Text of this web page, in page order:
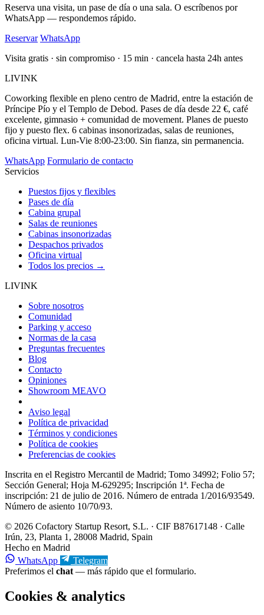
Reserva una visita, un pase de día o una sala. O escríbenos por
WhatsApp — respondemos rápido.
Reservar WhatsApp
Visita gratis · sin compromiso · 15 min · cancela hasta 24h antes
LIVINK
Coworking flexible en pleno centro de Madrid, entre la estación de
Príncipe Pío y el Templo de Debod. Pases de día desde 22 €, café
excelente, gimnasio + comunidad de movement. Planes de puesto
fijo y puesto flex. 6 cabinas insonorizadas, salas de reuniones,
oficina virtual. Lun-Vie 8:00-23:00. Sin fianza, sin permanencia.
WhatsApp Formulario de contacto
Servicios
Puestos fijos y flexibles
Pases de día
Cabina grupal
Salas de reuniones
Cabinas insonorizadas
Despachos privados
Oficina virtual
Todos los precios →
LIVINK
Sobre nosotros
Comunidad
Parking y acceso
Normas de la casa
Preguntas frecuentes
Blog
Contacto
Opiniones
Showroom MEAVO
Aviso legal
Política de privacidad
Términos y condiciones
Política de cookies
Preferencias de cookies
Inscrita en el Registro Mercantil de Madrid; Tomo 34992; Folio 57;
Sección General; Hoja M-629295; Inscripción 1ª. Fecha de
inscripción: 21 de julio de 2016. Número de entrada 1/2016/93549.
Número de asiento 10/70/93.
© 2026 Cofactory Startup Resort, S.L. · CIF B87617148 · Calle
Irún, 23, Planta 1, 28008 Madrid, Spain
Hecho en Madrid
WhatsApp
Telegram
Preferimos el chat — más rápido que el formulario.
Cookies & analytics